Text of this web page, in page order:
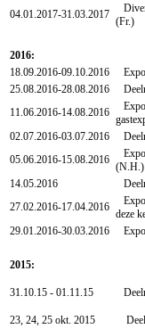
04.01.2017-31.03.2017
(Fr.)
2016:
18.09.2016-09.10.2016
25.08.2016-28.08.2016
11.06.2016-14.08.2016
02.07.2016-03.07.2016
05.06.2016-15.08.2016
(N.H.)
14.05.2016
27.02.2016-17.04.2016
deze
29.01.2016-30.03.2016
2015:
31.10.15 - 01.11.15
23, 24, 25 okt. 2015